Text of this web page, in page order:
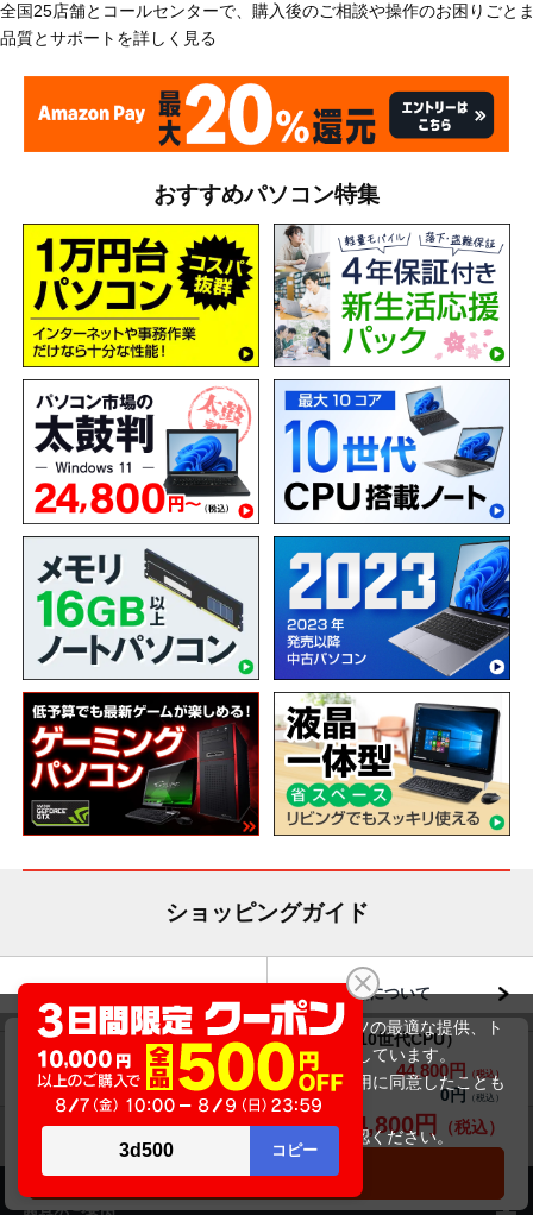
Dynabook(旧東芝) dynabook G83/FR（第10世代CPU）
商品価格(税込) 44,800円
50,800円
オプション小計価格(税込)
0円
商品合計価格(税込)
44,800円
カートに入れる
全国25店舗とコールセンターで、購入後のご相談や操作のお困りごと
品質とサポートを詳しく見る
おすすめパソコン特集
ショッピングガイド
交換・返品について
お届けについて 商品・保証について
当サイトでは利用体験の向上およびコンテンツの最適な提供、ト
ラフィックの分析を目的としてCookieを使用しています。
サイトの閲覧を継続された場合、Cookieの利用に同意したことも
のといたします。
をご確認ください。
承諾する